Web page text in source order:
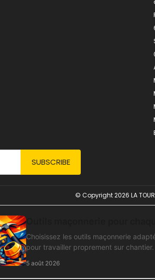
© Copyright 2026 LA
Choisissez les outils maçonnerie
pour travailler proprement sur chantier.
5 août 2026